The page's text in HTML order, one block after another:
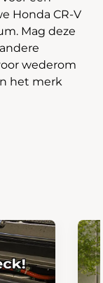
Honda CR-V
Mag deze
wederom
het merk